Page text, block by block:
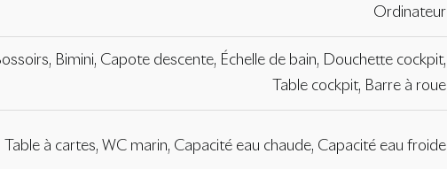
Ordinateur
Bimini, Capote descente, Échelle de bain, Douchette cockpit,
Table cockpit, Barre à roue
Table à cartes, WC marin, Capacité eau chaude, Capacité eau froide